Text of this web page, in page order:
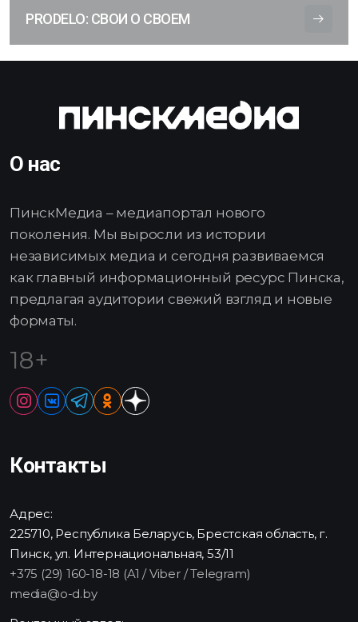
PRODELO: СВОИ О СВОЕМ
О нас
ПинскМедиа – медиапортал нового
поколения. Мы выросли из истории
независимых медиа и сегодня развиваемся
как главный информационный ресурс Пинска,
предлагая аудитории свежий взгляд и новые
форматы.
18+
Контакты
Адрес:
225710, Республика Беларусь, Брестская область, г.
Пинск, ул. Интернациональная, 53/11
+375 (29) 160-18-18 (A1 / Viber / Telegram)
media@o-d.by